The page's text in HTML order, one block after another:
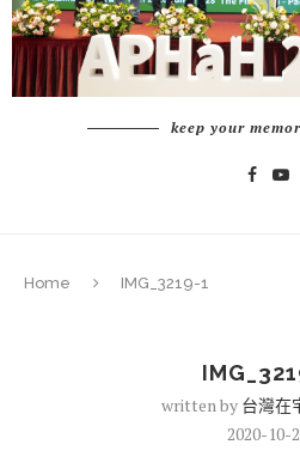
keep your
Home IMG_3219-1
written by 台灣在
2020-10-